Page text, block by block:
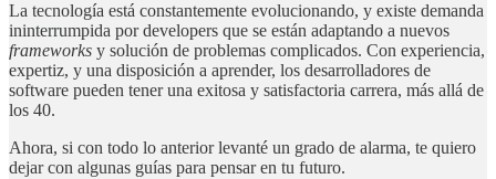
La tecnología está constantemente evolucionando, y existe demanda
ininterrumpida por developers que se están adaptando a nuevos
frameworks y solución de problemas complicados. Con experiencia,
expertiz, y una disposición a aprender, los desarrolladores de
software pueden tener una exitosa y satisfactoria carrera, más allá de
los 40.
Ahora, si con todo lo anterior levanté un grado de alarma, te quiero
dejar con algunas guías para pensar en tu futuro.